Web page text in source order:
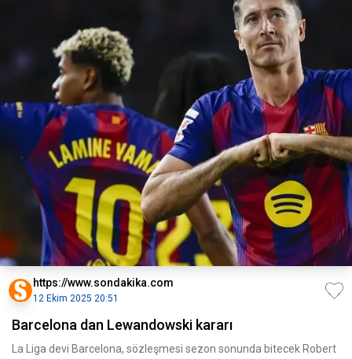
https://www.sondakika.com
12 Ekim 2025 20:51
Barcelona dan Lewandowski kararı
La Liga devi Barcelona, sözleşmesi sezon sonunda bitecek Robert